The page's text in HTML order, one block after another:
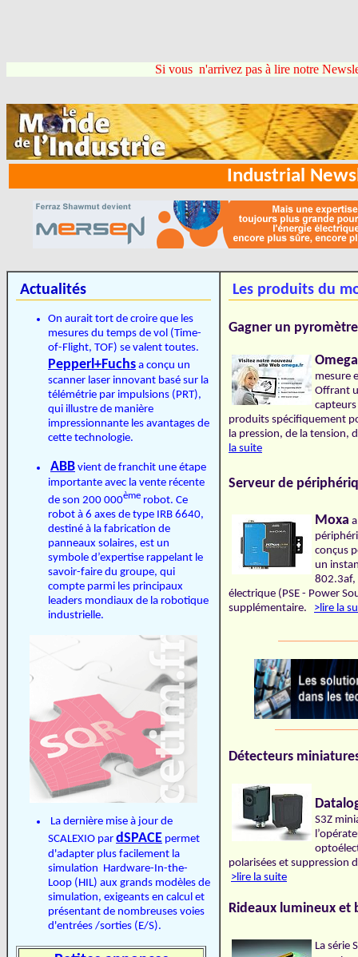
Si vous n'arrivez pas à lire notre
Industrial
Actualités
On aurait tort de croire que les
mesures du temps de vol (Time-
of-Flight, TOF) se valent toutes.
Pepperl+Fuchs a conçu un
scanner laser innovant basé sur la
télémétrie par impulsions (PRT),
qui illustre de manière
impressionnante les avantages de
cette technologie.
ABB vient de franchit une étape
importante avec la vente récente
de son 200 000ème robot. Ce
robot à 6 axes de type IRB 6640,
destiné à la fabrication de
panneaux solaires, est un
symbole d’expertise rappelant le
savoir-faire du groupe, qui
compte parmi les principaux
leaders mondiaux de la robotique
industrielle.
La dernière mise à jour de
SCALEXIO par dSPACE permet
d'adapter plus facilement la
simulation Hardware-In-the-
Loop (HIL) aux grands modèles de
simulation, exigeants en calcul et
présentant de nombreuses voies
d'entrées /sorties (E/S).
Les produits du
Gagner un
mesure
Offrant
produits spécifiquement
la pression, de la
la suite
Serveur de
Moxa
conçus
un
802.3af,
électrique (PSE - Power
supplémentaire. >lire la
Détecteurs
S3Z
polarisées et suppression
>lire la suite
Rideaux lumineux et
La série